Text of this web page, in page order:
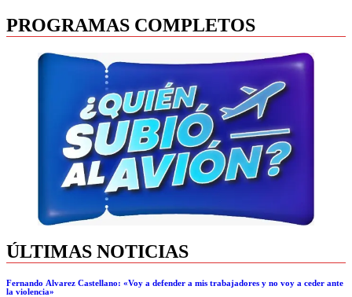
PROGRAMAS COMPLETOS
ÚLTIMAS NOTICIAS
Fernando Álvarez Castellano: «Voy a defender a mis trabajadores y no voy a ceder ante
la violencia»